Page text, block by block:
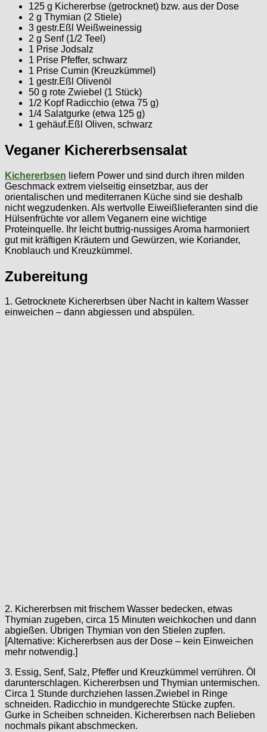
125 g Kichererbse (getrocknet) bzw. aus der Dose
2 g Thymian (2 Stiele)
3 gestr.Eßl Weißweinessig
2 g Senf (1/2 Teel)
1 Prise Jodsalz
1 Prise Pfeffer, schwarz
1 Prise Cumin (Kreuzkümmel)
1 gestr.Eßl Olivenöl
50 g rote Zwiebel (1 Stück)
1/2 Kopf Radicchio (etwa 75 g)
1/4 Salatgurke (etwa 125 g)
1 gehäuf.Eßl Oliven, schwarz
Veganer Kichererbsensalat
Kichererbsen liefern Power und sind durch ihren milden
Geschmack extrem vielseitig einsetzbar, aus der
orientalischen und mediterranen Küche sind sie deshalb
nicht wegzudenken. Als wertvolle Eiweißlieferanten sind die
Hülsenfrüchte vor allem Veganern eine wichtige
Proteinquelle. Ihr leicht buttrig-nussiges Aroma harmoniert
gut mit kräftigen Kräutern und Gewürzen, wie Koriander,
Knoblauch und Kreuzkümmel.
Zubereitung
1. Getrocknete Kichererbsen über Nacht in kaltem Wasser
einweichen – dann abgiessen und abspülen.
2. Kichererbsen mit frischem Wasser bedecken, etwas
Thymian zugeben, circa 15 Minuten weichkochen und dann
abgießen. Übrigen Thymian von den Stielen zupfen.
[Alternative: Kichererbsen aus der Dose – kein Einweichen
mehr notwendig.]
3. Essig, Senf, Salz, Pfeffer und Kreuzkümmel verrühren. Öl
darunterschlagen. Kichererbsen und Thymian untermischen.
Circa 1 Stunde durchziehen lassen.Zwiebel in Ringe
schneiden. Radicchio in mundgerechte Stücke zupfen.
Gurke in Scheiben schneiden. Kichererbsen nach Belieben
nochmals pikant abschmecken.